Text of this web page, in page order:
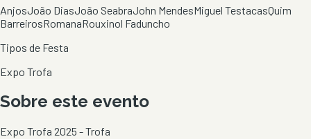
AnjosJoão DiasJoão SeabraJohn MendesMiguel TestacasQuim
BarreirosRomanaRouxinol Faduncho
Tipos de Festa
Expo Trofa
Sobre este evento
Expo Trofa 2025 - Trofa